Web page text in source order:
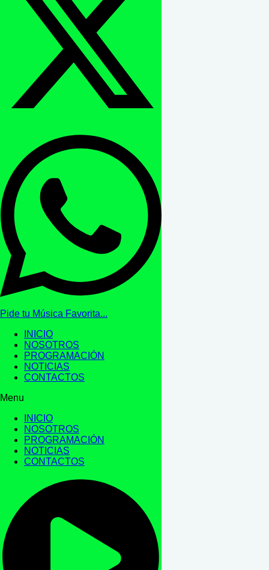
Pide tu Música Favorita...
INICIO
NOSOTROS
PROGRAMACIÓN
NOTICIAS
CONTACTOS
Menu
INICIO
NOSOTROS
PROGRAMACIÓN
NOTICIAS
CONTACTOS